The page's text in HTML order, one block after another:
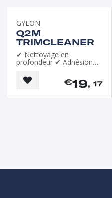
GYEON
Q2M
TRIMCLEANER
✔ Nettoyage en
profondeur ✔ Adhésion
optimale
€19, 17